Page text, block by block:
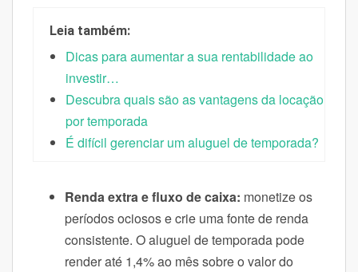
Leia também:
Dicas para aumentar a sua rentabilidade ao
investir…
Descubra quais são as vantagens da locação
por temporada
É difícil gerenciar um aluguel de temporada?
Renda extra e fluxo de caixa: monetize os
períodos ociosos e crie uma fonte de renda
consistente. O aluguel de temporada pode
render até 1,4% ao mês sobre o valor do